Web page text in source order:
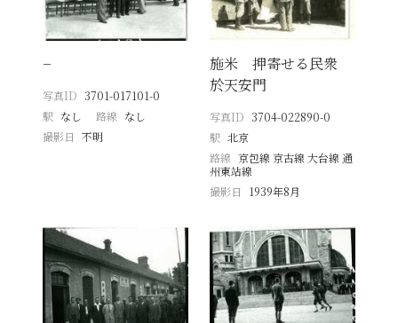
−
写真ID 3701-017101-0
駅 なし 路線 なし
撮影日
不明
施米 押寄せる民衆
於天安門
写真ID 3704-022890-0
駅 北京
路線 京包線 京古線 大台線 通
州東站線
撮影日
1939年8月